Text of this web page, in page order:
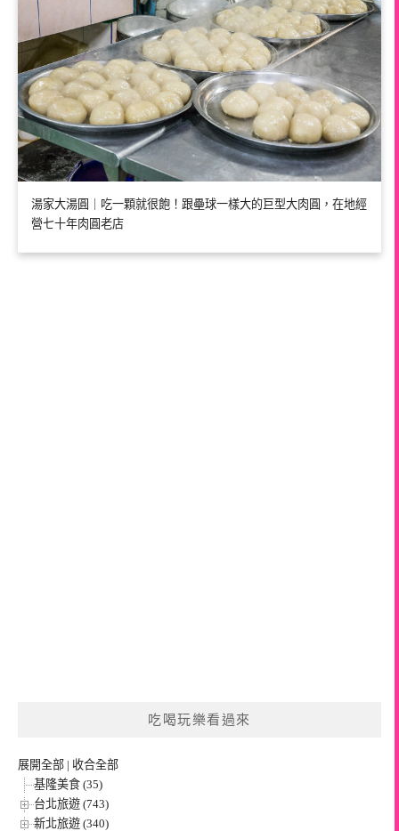
湯家大湯圓｜吃一顆就很飽！跟壘球一樣大的巨型大肉圓，在地經
營七十年肉圓老店
吃喝玩樂看過來
展開全部 | 收合全部
基隆美食 (35)
台北旅遊 (743)
新北旅遊 (340)